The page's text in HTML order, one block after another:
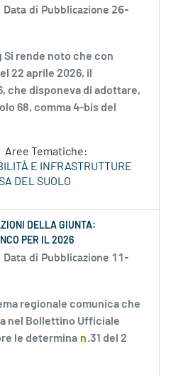
Data di Pubblicazione 26-
Si rende noto che con
22 aprile 2026, il
che disponeva di adottare,
68, comma 4-bis del
Aree Tematiche:
E INFRASTRUTTURE
DEL SUOLO
DELLA GIUNTA:
PER IL 2026
Data di Pubblicazione 11-
regionale comunica che
nel Bollettino Ufficiale
le determina n.31 del 2